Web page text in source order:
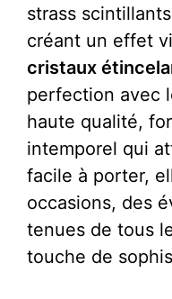
strass
créant un effet
cristaux
perfection avec
haute qualité,
intemporel qui
facile à porter,
occasions, des
tenues de tous
touche de